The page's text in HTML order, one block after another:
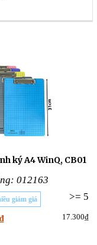
ký A4 WinQ, CB01
012163
>= 5
giảm giá
17.300₫